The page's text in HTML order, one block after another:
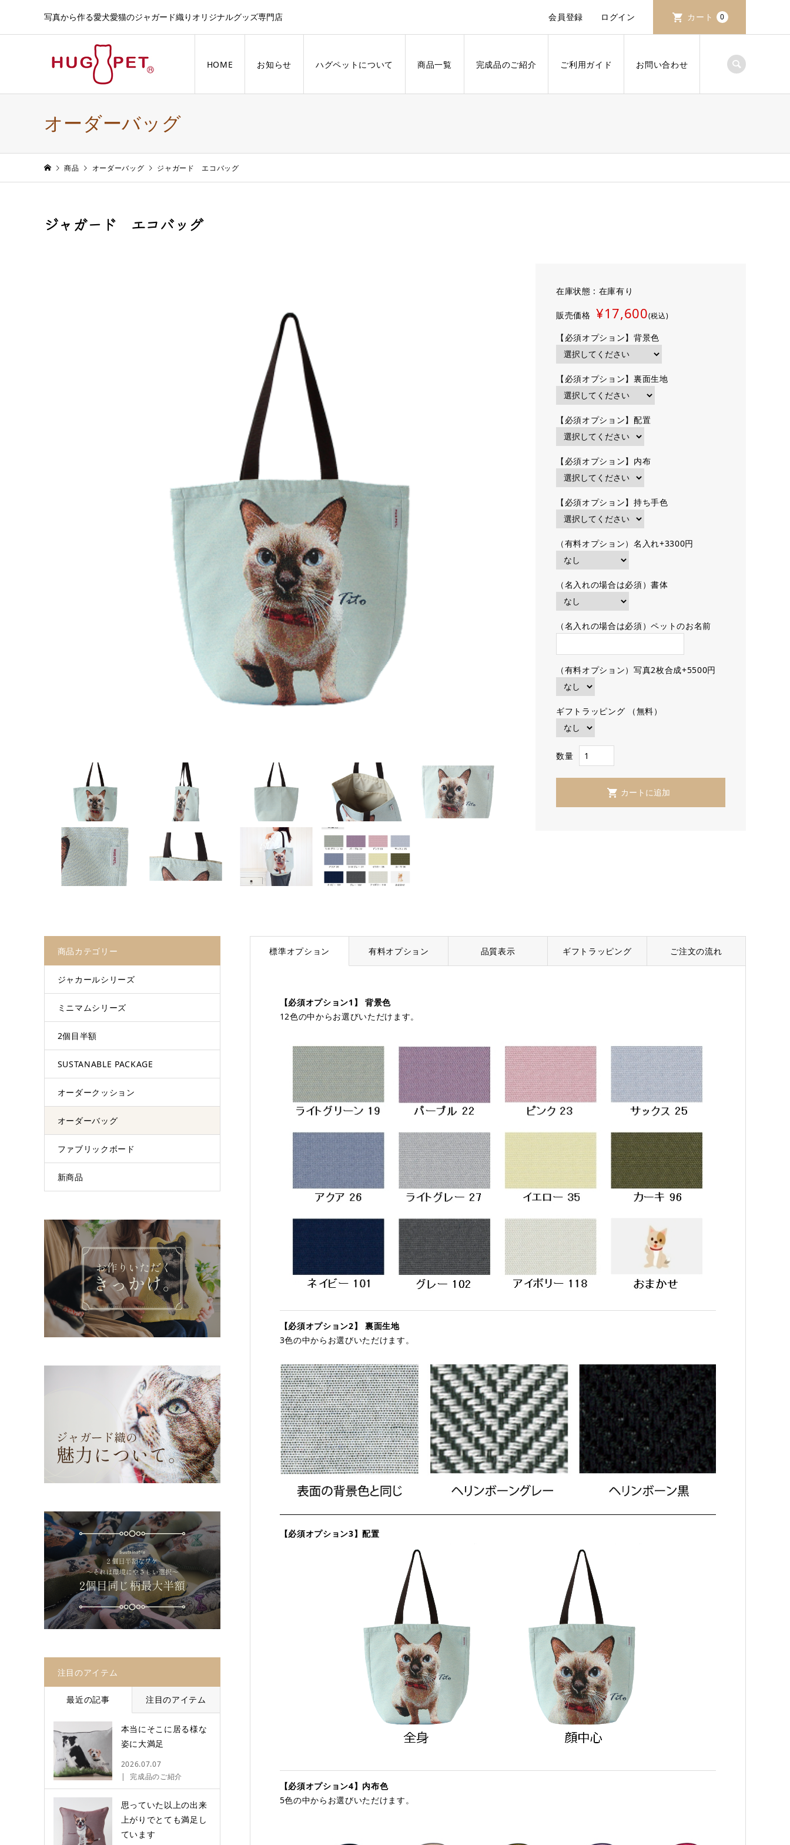
写真から作る愛犬愛猫のジャガード織りオリジナルグッズ専門店 会員登録 ログイン カート 0
HOME お知らせ ハグペットについて 商品一覧 完成品のご紹介 ご利用ガイド お問い合わせ
オーダーバッグ
商品 オーダーバッグ ジャガード エコバッグ
ジャガード エコバッグ
在庫状態 : 在庫有り
販売価格 ¥17,600(税込)
【必須オプション】背景色
【必須オプション】裏面生地
【必須オプション】配置
【必須オプション】内布
【必須オプション】持ち手色
（有料オプション）名入れ+3300円
（名入れの場合は必須）書体
（名入れの場合は必須）ペットのお名前
（有料オプション）写真2枚合成+5500円
ギフトラッピング （無料）
数量
標準オプション 有料オプション 品質表示 ギフトラッピング ご注文の流れ
【必須オプション1】 背景色
12色の中からお選びいただけます。
【必須オプション2】 裏面生地
3色の中からお選びいただけます。
【必須オプション3】配置
【必須オプション4】内布色
5色の中からお選びいただけます。
商品カテゴリー
ジャカールシリーズ
ミニマムシリーズ
2個目半額
SUSTANABLE PACKAGE
オーダークッション
オーダーバッグ
ファブリックボード
新商品
注目のアイテム
最近の記事 注目のアイテム
本当にそこに居る様な
姿に大満足
2026.07.07
完成品のご紹介
思っていた以上の出来
上がりでとても満足し
ています